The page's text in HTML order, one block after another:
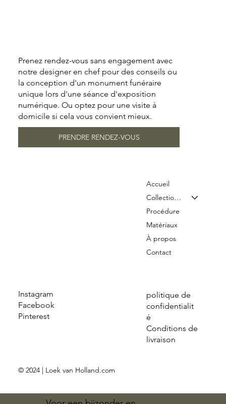
Instagram
Facebook
Pinterest
politique de
confidentialit
é
Conditions de
livraison
Accueil
Collection & Tarifs
Procédure
Matériaux
À propos
Contact
© 2024 | Loek van Holland.com
Prenez rendez-vous sans engagement avec
notre designer en chef pour des conseils ou
la conception d'un monument funéraire
unique lors d'une séance d'exposition
numérique. Ou optez pour une visite à
domicile si cela vous convient mieux.
PRENDRE RENDEZ-VOUS